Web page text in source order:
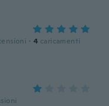
· 4 caricamenti